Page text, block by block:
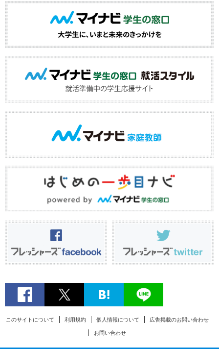
このサイトについて 利用規約 個人情報について 広告掲載のお問い合わせ
お問い合わせ